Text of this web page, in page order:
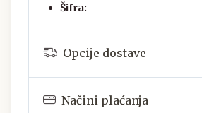
Šifra: -
Opcije dostave
Načini plaćanja